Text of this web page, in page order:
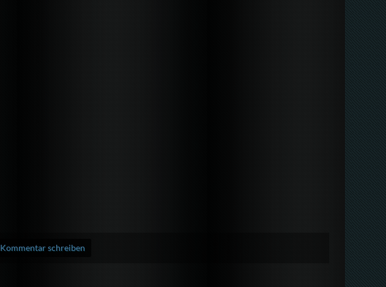
Kommentar schreiben